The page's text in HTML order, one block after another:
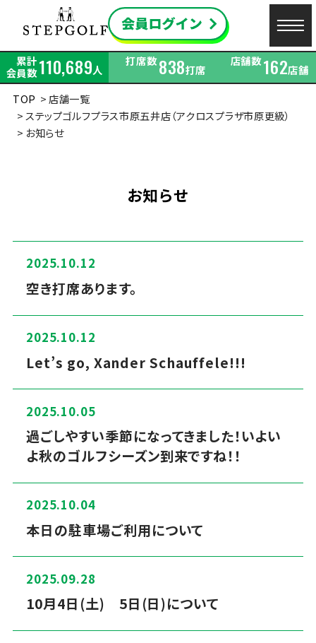
累計
会員数110,689人
打席数838打席
店舗数162店舗
TOP
店舗一覧
ステップゴルフプラス市原五井店（アクロスプラザ市原更級）
お知らせ
お知らせ
2025.10.12
空き打席あります。
2025.10.12
Let’s go, Xander Schauffele!!!
2025.10.05
過ごしやすい季節になってきました！いよい
よ秋のゴルフシーズン到来ですね！！
2025.10.04
本日の駐車場ご利用について
2025.09.28
10月4日(土) 5日(日)について